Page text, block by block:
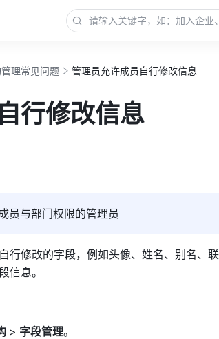
理常见问题 管理员允许成员自行修改信息
行修改信息
员与部门权限的管理员
行修改的字段，例如头像、姓名、别名、联
信息。
> 字段管理。